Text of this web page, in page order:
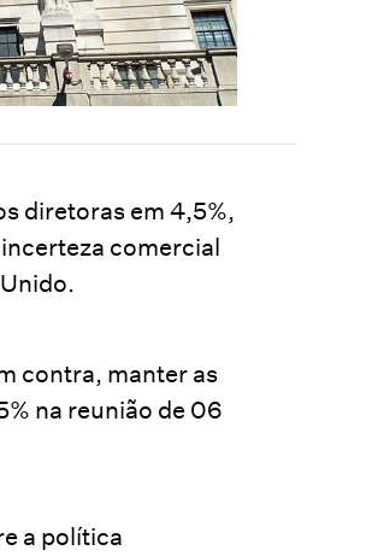
diretoras em 4,5%,
comercial
contra, manter as
na reunião de 06
a política